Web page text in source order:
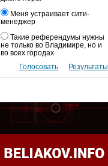
Меня устраивает сити-
менеджер
Такие референдумы нужны
не только во Владимире, но и
во всех городах
Результаты
Голосовать